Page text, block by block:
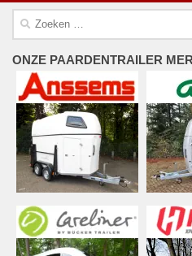
Zoeken
ONZE PAARDENTRAILER